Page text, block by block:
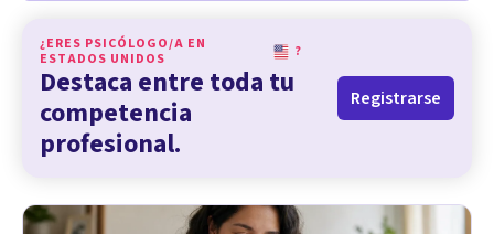
¿ERES PSICÓLOGO/A EN
ESTADOS UNIDOS
?
Destaca entre toda tu
competencia
profesional.
Registrarse